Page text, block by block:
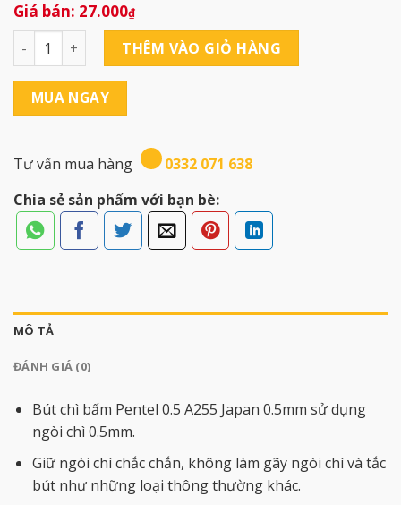
27.000₫
Bút chì kim Pentel A255 số lượng
THÊM VÀO GIỎ HÀNG
MUA NGAY
Tư vấn mua hàng
0332 071 638
Chia sẻ sản phẩm với bạn bè:
MÔ TẢ
ĐÁNH GIÁ (0)
Bút chì bấm Pentel 0.5 A255 Japan 0.5mm sử dụng
ngòi chì 0.5mm.
Giữ ngòi chì chắc chắn, không làm gãy ngòi chì và tắc
bút như những loại thông thường khác.